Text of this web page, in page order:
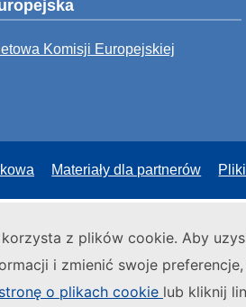
z plików cookie. Aby
i zmienić swoje
stronę o plikach cookie lub kliknij
Komisji Europejskiej
Materiały dla partnerów